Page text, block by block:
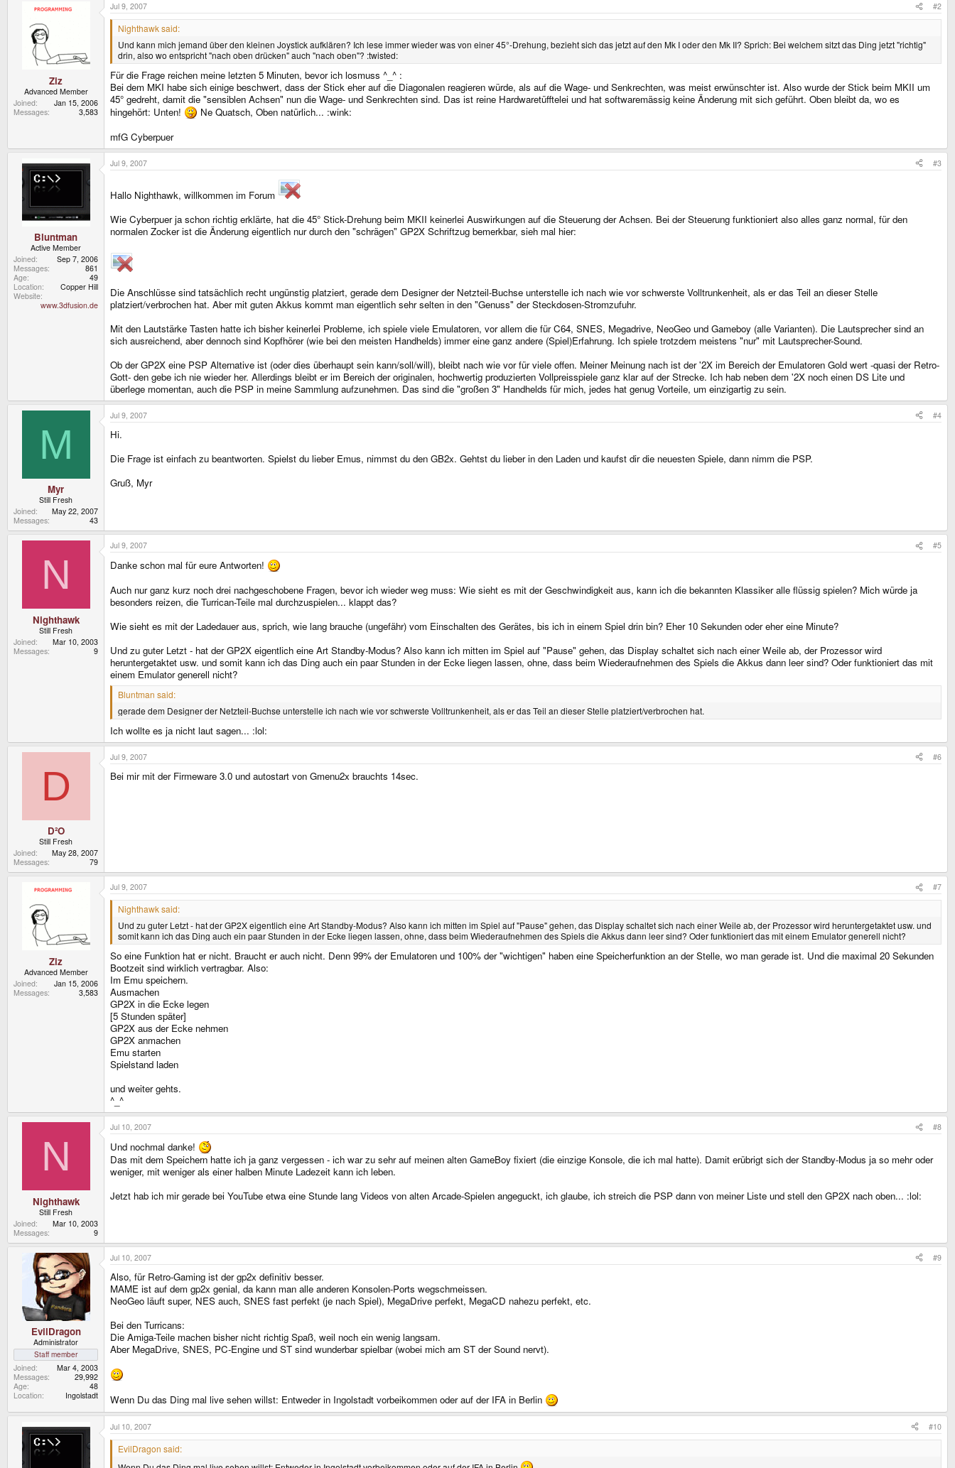
Ziz
Advanced Member
Joined
Jan 15, 2006
Messages
3,583
Jul 9, 2007 #2
Nighthawk said:
Und kann mich jemand über den kleinen Joystick aufklären? Ich lese immer wieder was von einer 45°-Drehung, bezieht sich das jetzt auf den Mk I oder den Mk II? Sprich: Bei welchem sitzt das Ding jetzt "richtig"
drin, also wo entspricht "nach oben drücken" auch "nach oben"? :twisted:
Für die Frage reichen meine letzten 5 Minuten, bevor ich losmuss ^_^ :
Bei dem MKI habe sich einige beschwert, dass der Stick eher auf die Diagonalen reagieren würde, als auf die Wage- und Senkrechten, was meist erwünschter ist. Also wurde der Stick beim MKII um
45° gedreht, damit die "sensiblen Achsen" nun die Wage- und Senkrechten sind. Das ist reine Hardwaretüfftelei und hat softwaremässig keine Änderung mit sich geführt. Oben bleibt da, wo es
hingehört: Unten!
Ne Quatsch, Oben natürlich... :wink:
mfG Cyberpuer
Bluntman
Active Member
Joined
Sep 7, 2006
Messages
861
Age
49
Location
Copper Hill
Website
www.3dfusion.de
Jul 9, 2007 #3
Hallo Nighthawk, willkommen im Forum
Wie Cyberpuer ja schon richtig erklärte, hat die 45° Stick-Drehung beim MKII keinerlei Auswirkungen auf die Steuerung der Achsen. Bei der Steuerung funktioniert also alles ganz normal, für den
normalen Zocker ist die Änderung eigentlich nur durch den "schrägen" GP2X Schriftzug bemerkbar, sieh mal hier:
Die Anschlüsse sind tatsächlich recht ungünstig platziert, gerade dem Designer der Netzteil-Buchse unterstelle ich nach wie vor schwerste Volltrunkenheit, als er das Teil an dieser Stelle
platziert/verbrochen hat. Aber mit guten Akkus kommt man eigentlich sehr selten in den "Genuss" der Steckdosen-Stromzufuhr.
Mit den Lautstärke Tasten hatte ich bisher keinerlei Probleme, ich spiele viele Emulatoren, vor allem die für C64, SNES, Megadrive, NeoGeo und Gameboy (alle Varianten). Die Lautsprecher sind an
sich ausreichend, aber dennoch sind Kopfhörer (wie bei den meisten Handhelds) immer eine ganz andere (Spiel)Erfahrung. Ich spiele trotzdem meistens "nur" mit Lautsprecher-Sound.
Ob der GP2X eine PSP Alternative ist (oder dies überhaupt sein kann/soll/will), bleibt nach wie vor für viele offen. Meiner Meinung nach ist der '2X im Bereich der Emulatoren Gold wert -quasi der Retro-
Gott- den gebe ich nie wieder her. Allerdings bleibt er im Bereich der originalen, hochwertig produzierten Vollpreisspiele ganz klar auf der Strecke. Ich hab neben dem '2X noch einen DS Lite und
überlege momentan, auch die PSP in meine Sammlung aufzunehmen. Das sind die "großen 3" Handhelds für mich, jedes hat genug Vorteile, um einzigartig zu sein.
M
Myr
Still Fresh
Joined
May 22, 2007
Messages
43
Jul 9, 2007 #4
Hi.
Die Frage ist einfach zu beantworten. Spielst du lieber Emus, nimmst du den GB2x. Gehtst du lieber in den Laden und kaufst dir die neuesten Spiele, dann nimm die PSP.
Gruß, Myr
N
Nighthawk
Still Fresh
Joined
Mar 10, 2003
Messages
9
Jul 9, 2007 #5
Danke schon mal für eure Antworten!
Auch nur ganz kurz noch drei nachgeschobene Fragen, bevor ich wieder weg muss: Wie sieht es mit der Geschwindigkeit aus, kann ich die bekannten Klassiker alle flüssig spielen? Mich würde ja
besonders reizen, die Turrican-Teile mal durchzuspielen... klappt das?
Wie sieht es mit der Ladedauer aus, sprich, wie lang brauche (ungefähr) vom Einschalten des Gerätes, bis ich in einem Spiel drin bin? Eher 10 Sekunden oder eher eine Minute?
Und zu guter Letzt - hat der GP2X eigentlich eine Art Standby-Modus? Also kann ich mitten im Spiel auf "Pause" gehen, das Display schaltet sich nach einer Weile ab, der Prozessor wird
heruntergetaktet usw. und somit kann ich das Ding auch ein paar Stunden in der Ecke liegen lassen, ohne, dass beim Wiederaufnehmen des Spiels die Akkus dann leer sind? Oder funktioniert das mit
einem Emulator generell nicht?
Bluntman said:
gerade dem Designer der Netzteil-Buchse unterstelle ich nach wie vor schwerste Volltrunkenheit, als er das Teil an dieser Stelle platziert/verbrochen hat.
Ich wollte es ja nicht laut sagen... :lol:
D
D²O
Still Fresh
Joined
May 28, 2007
Messages
79
Jul 9, 2007 #6
Bei mir mit der Firmeware 3.0 und autostart von Gmenu2x brauchts 14sec.
Ziz
Advanced Member
Joined
Jan 15, 2006
Messages
3,583
Jul 9, 2007 #7
Nighthawk said:
Und zu guter Letzt - hat der GP2X eigentlich eine Art Standby-Modus? Also kann ich mitten im Spiel auf "Pause" gehen, das Display schaltet sich nach einer Weile ab, der Prozessor wird heruntergetaktet usw. und
somit kann ich das Ding auch ein paar Stunden in der Ecke liegen lassen, ohne, dass beim Wiederaufnehmen des Spiels die Akkus dann leer sind? Oder funktioniert das mit einem Emulator generell nicht?
So eine Funktion hat er nicht. Braucht er auch nicht. Denn 99% der Emulatoren und 100% der "wichtigen" haben eine Speicherfunktion an der Stelle, wo man gerade ist. Und die maximal 20 Sekunden
Bootzeit sind wirklich vertragbar. Also:
Im Emu speichern.
Ausmachen
GP2X in die Ecke legen
[5 Stunden später]
GP2X aus der Ecke nehmen
GP2X anmachen
Emu starten
Spielstand laden
und weiter gehts.
^_^
N
Nighthawk
Still Fresh
Joined
Mar 10, 2003
Messages
9
Jul 10, 2007 #8
Und nochmal danke!
Das mit dem Speichern hatte ich ja ganz vergessen - ich war zu sehr auf meinen alten GameBoy fixiert (die einzige Konsole, die ich mal hatte). Damit erübrigt sich der Standby-Modus ja so mehr oder
weniger, mit weniger als einer halben Minute Ladezeit kann ich leben.
Jetzt hab ich mir gerade bei YouTube etwa eine Stunde lang Videos von alten Arcade-Spielen angeguckt, ich glaube, ich streich die PSP dann von meiner Liste und stell den GP2X nach oben... :lol:
EvilDragon
Administrator
Staff member
Joined
Mar 4, 2003
Messages
29,992
Age
48
Location
Ingolstadt
Jul 10, 2007 #9
Also, für Retro-Gaming ist der gp2x definitiv besser.
MAME ist auf dem gp2x genial, da kann man alle anderen Konsolen-Ports wegschmeissen.
NeoGeo läuft super, NES auch, SNES fast perfekt (je nach Spiel), MegaDrive perfekt, MegaCD nahezu perfekt, etc.
Bei den Turricans:
Die Amiga-Teile machen bisher nicht richtig Spaß, weil noch ein wenig langsam.
Aber MegaDrive, SNES, PC-Engine und ST sind wunderbar spielbar (wobei mich am ST der Sound nervt).
Wenn Du das Ding mal live sehen willst: Entweder in Ingolstadt vorbeikommen oder auf der IFA in Berlin
Jul 10, 2007 #10
EvilDragon said: